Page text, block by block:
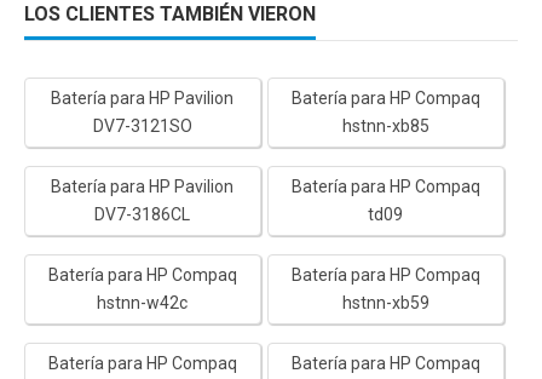
LOS CLIENTES TAMBIÉN VIERON
Batería para HP Pavilion
DV7-3121SO
Batería para HP Compaq
hstnn-xb85
Batería para HP Pavilion
DV7-3186CL
Batería para HP Compaq
td09
Batería para HP Compaq
hstnn-w42c
Batería para HP Compaq
hstnn-xb59
Batería para HP Compaq
Batería para HP Compaq